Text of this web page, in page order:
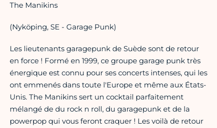
The Manikins
(Nyköping, SE - Garage Punk)
Les lieutenants garagepunk de Suède sont de retour
en force ! Formé en 1999, ce groupe garage punk très
énergique est connu pour ses concerts intenses, qui les
ont emmenés dans toute l'Europe et même aux États-
Unis. The Manikins sert un cocktail parfaitement
mélangé de du rock n roll, du garagepunk et de la
powerpop qui vous feront craquer ! Les voilà de retour